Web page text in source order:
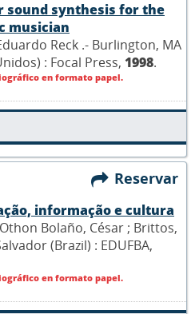
sound synthesis for the
musician
Reck .- Burlington, MA
: Focal Press, 1998.
en formato papel.
Reservar
informação e cultura
Bolaño, César ; Brittos,
(Brazil) : EDUFBA,
en formato papel.